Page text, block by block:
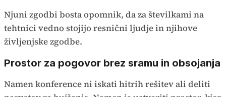
Njuni zgodbi bosta opomnik, da za številkami na
tehtnici vedno stojijo resnični ljudje in njihove
življenjske zgodbe.
Prostor za pogovor brez sramu in obsojanja
Namen konference ni iskati hitrih rešitev ali deliti